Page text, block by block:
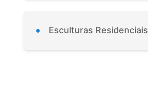
• Esculturas Residenciais